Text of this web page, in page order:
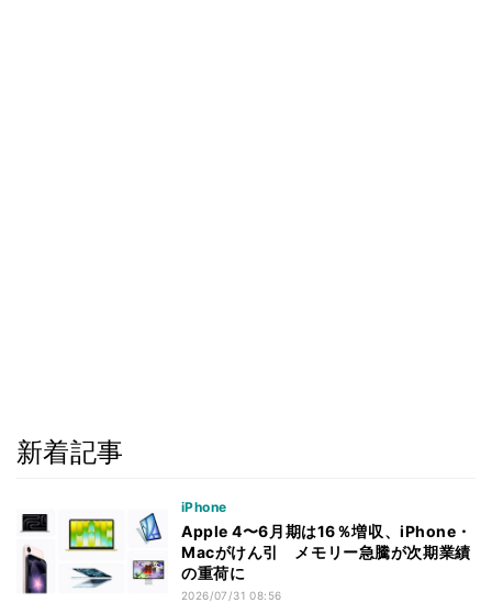
新着記事
iPhone
Apple 4〜6月期は16％増収、iPhone・
Macがけん引 メモリー急騰が次期業績
の重荷に
2026/07/31 08:56